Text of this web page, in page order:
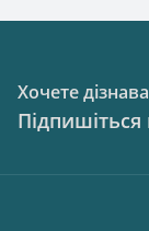
Хочете